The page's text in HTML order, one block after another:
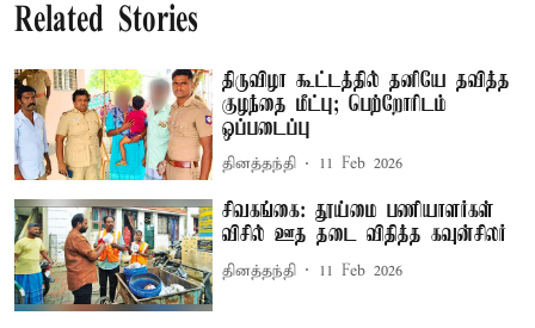
Related Stories
திருவிழா கூட்டத்தில் தனியே தவித்த
குழந்தை மீட்பு; பெற்றோரிடம்
ஒப்படைப்பு
தினத்தந்தி 11 Feb 2026
சிவகங்கை: தூய்மை பணியாளர்கள்
விசில் ஊத தடை விதித்த கவுன்சிலர்
தினத்தந்தி 11 Feb 2026